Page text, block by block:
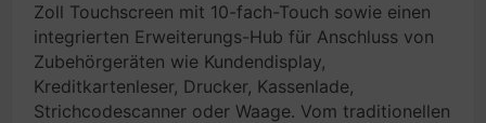
Zoll Touchscreen mit 10-fach-Touch sowie einen
integrierten Erweiterungs-Hub für Anschluss von
Zubehörgeräten wie Kundendisplay,
Kreditkartenleser, Drucker, Kassenlade,
Strichcodescanner oder Waage. Vom traditionellen